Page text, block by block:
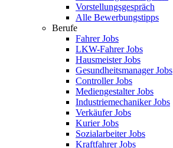
Vorstellungsgespräch
Alle Bewerbungstipps
Berufe
Fahrer Jobs
LKW-Fahrer Jobs
Hausmeister Jobs
Gesundheitsmanager Jobs
Controller Jobs
Mediengestalter Jobs
Industriemechaniker Jobs
Verkäufer Jobs
Kurier Jobs
Sozialarbeiter Jobs
Kraftfahrer Jobs